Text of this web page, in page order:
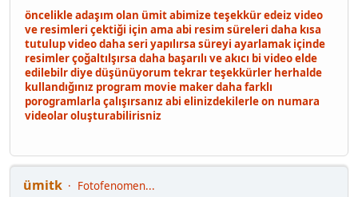
öncelikle adaşım olan ümit abimize teşekkür edeiz video
ve resimleri çektiği için ama abi resim süreleri daha kısa
tutulup video daha seri yapılırsa süreyi ayarlamak içinde
resimler çoğaltılşırsa daha başarılı ve akıcı bi video elde
edilebilr diye düşünüyorum tekrar teşekkürler herhalde
kullandığınız program movie maker daha farklı
porogramlarla çalışırsanız abi elinizdekilerle on numara
videolar oluşturabilirisniz
ümitk
Fotofenomen...